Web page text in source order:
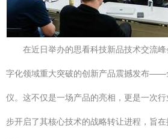
在近日举办的思看科技新品技术交流
字化领域重大突破的创新产品震撼发布——
仪。这不仅是一场产品的亮相，更是一次
步开启了其核心技术的战略转让进程，旨